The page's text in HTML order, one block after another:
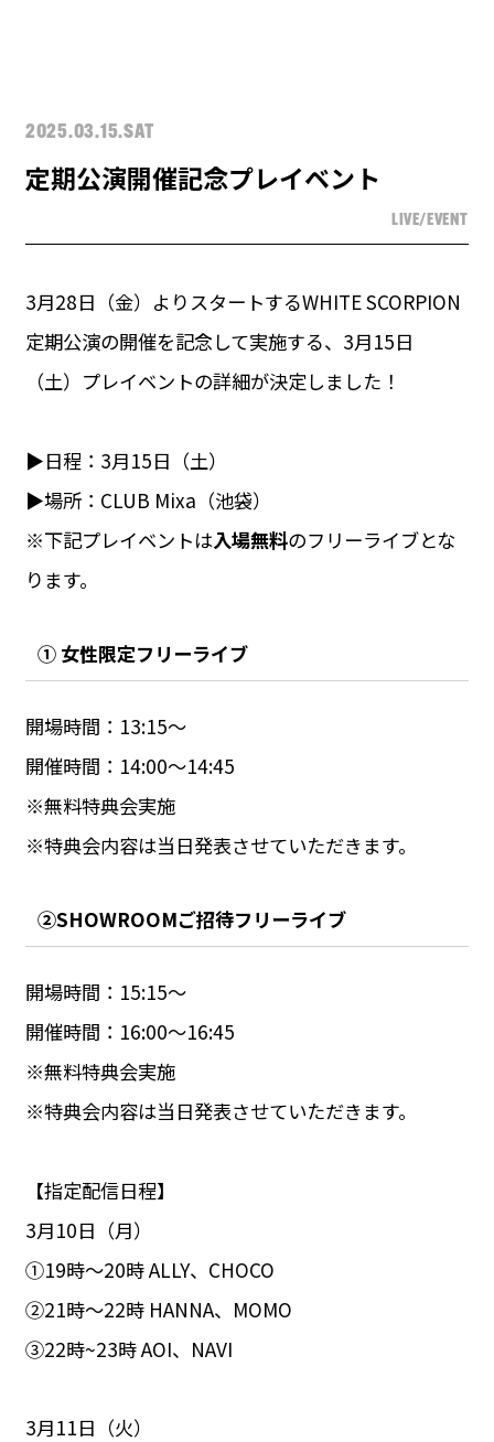
2025.03.15.SAT
定期公演開催記念プレイベント
LIVE/EVENT
3月28日（金）よりスタートするWHITE SCORPION
定期公演の開催を記念して実施する、3月15日
（土）プレイベントの詳細が決定しました！
▶︎日程：3月15日（土）
▶︎場所：CLUB Mixa（池袋）
※下記プレイベントは入場無料のフリーライブとな
ります。
① 女性限定フリーライブ
開場時間：13:15〜
開催時間：14:00〜14:45
※無料特典会実施
※特典会内容は当日発表させていただきます。
②SHOWROOMご招待フリーライブ
開場時間：15:15〜
開催時間：16:00〜16:45
※無料特典会実施
※特典会内容は当日発表させていただきます。
【指定配信日程】
3月10日（月）
①19時〜20時 ALLY、CHOCO
②21時〜22時 HANNA、MOMO
③22時~23時 AOI、NAVI
3月11日（火）